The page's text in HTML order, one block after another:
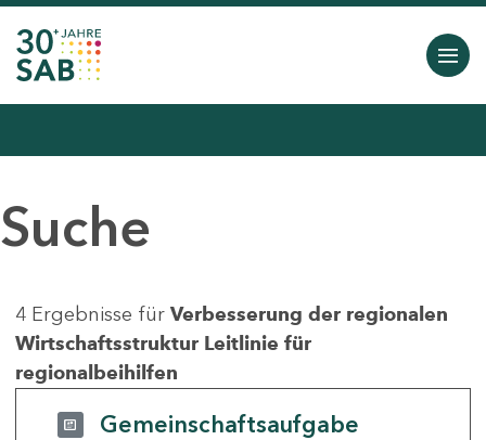
Suche
4 Ergebnisse für Verbesserung der regionalen
Wirtschaftsstruktur Leitlinie für
regionalbeihilfen
Gemeinschaftsaufgabe